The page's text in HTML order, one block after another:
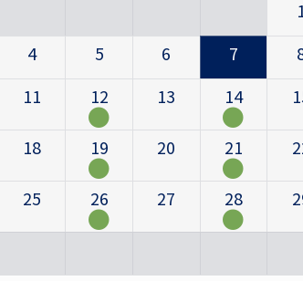
4 5 6 7
11 12 13 14
18 19 20 21
25 26 27 28